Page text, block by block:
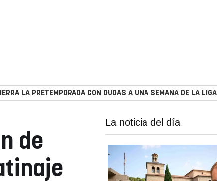
LA PRETEMPORADA CON DUDAS A UNA SEMANA DE LA LIGA
de
La noticia del día